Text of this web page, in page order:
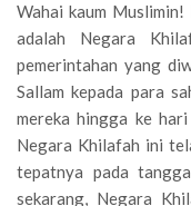
Wahai kaum
adalah Negara
pemerintahan yang
Sallam kepada para
mereka hingga ke
Negara Khilafah ini
tepatnya pada
sekarang, Negara